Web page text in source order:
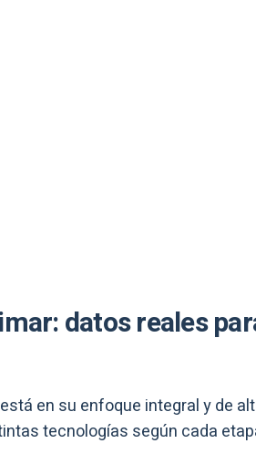
datos reales
en su enfoque integral y de
tecnologías según cada